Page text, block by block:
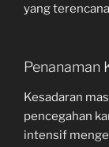
yang
Penanaman
Kesadaran
pencegahan
intensif